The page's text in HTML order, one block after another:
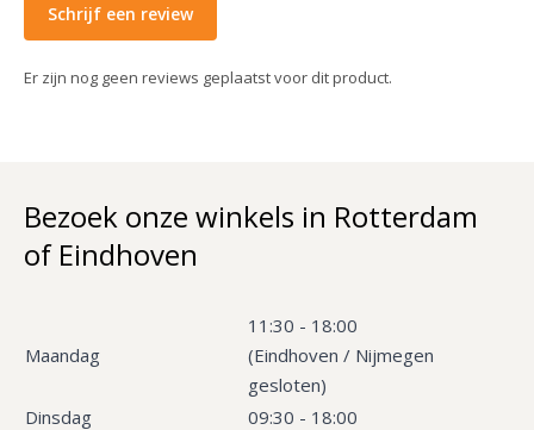
Schrijf een review
Er zijn nog geen reviews geplaatst voor dit product.
Bezoek onze winkels in Rotterdam
of Eindhoven
Maandag
11:30 - 18:00
(Eindhoven / Nijmegen
gesloten)
Dinsdag
09:30 - 18:00